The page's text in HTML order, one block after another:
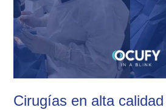
Cirugías en alta
con
OCUFY